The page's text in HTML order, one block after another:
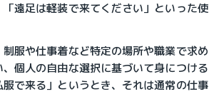
遠足は軽装で来てください」といった使
服や仕事着など特定の場所や職業で求め
個人の自由な選択に基づいて身につける
で来る」というとき、それは通常の仕事